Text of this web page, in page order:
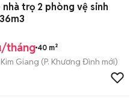
trọ 2 phòng vệ sinh
tháng 40 m²
Giang (P. Khương Đình mới)